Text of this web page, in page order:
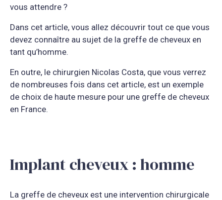
vous attendre ?
Dans cet article, vous allez découvrir tout ce que vous
devez connaître au sujet de la greffe de cheveux en
tant qu’homme.
En outre, le chirurgien Nicolas Costa, que vous verrez
de nombreuses fois dans cet article, est un exemple
de choix de haute mesure pour une greffe de cheveux
en France.
Implant cheveux : homme
La greffe de cheveux est une intervention chirurgicale